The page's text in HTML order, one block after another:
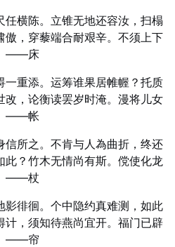
横陈。立锥无地还容汝，扫榻
傲，穿藜端合耐艰辛。不须上下
——床
一重添。运筹谁果居帷幄？托质
改，论衡读罢岁时淹。漫将儿女
——帐
信所之。不肯与人為曲折，终还
此？竹木无情尚有斯。傥使化龙
——杖
影徘徊。个中隐约真难测，如此
计，须知待燕尚宜开。福门已辟
——帘